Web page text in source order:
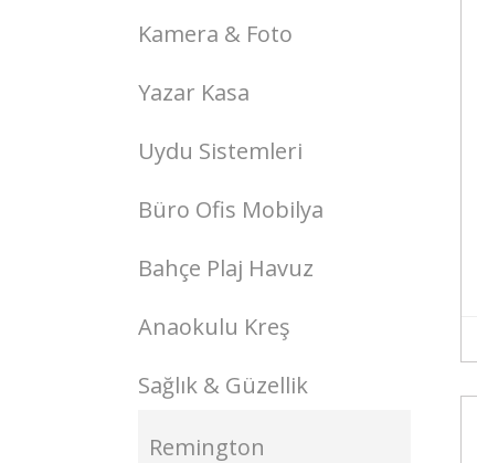
Kamera & Foto
Yazar Kasa
Uydu Sistemleri
Büro Ofis Mobilya
Bahçe Plaj Havuz
Anaokulu Kreş
Sağlık & Güzellik
Remington